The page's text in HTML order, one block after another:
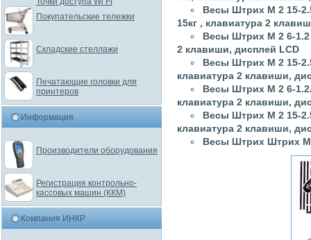
Весы Штрих М 2 15-
15кг , клавиатура 2
Весы Штрих М 2 6-1.2
2 клавиши, дисплей LCD
Весы Штрих М 2 15-
клавиатура 2 клавиши,
Весы Штрих М 2 6-
клавиатура 2 клавиши,
Весы Штрих М 2 15-
клавиатура 2 клавиши,
Весы Штрих Штрих М
Покупательские тележки
Складские стеллажи
Печатающие головки для
принтеров
Информация
Производители оборудования
Регистрация контрольно-
кассовых машин (ККМ)
Компания ИНКР